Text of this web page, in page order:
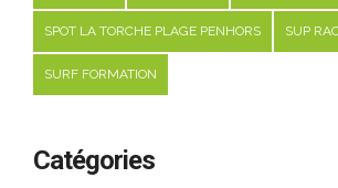
SPOT LA TORCHE PLAGE PENHORS SUP
SURF FORMATION
Catégories